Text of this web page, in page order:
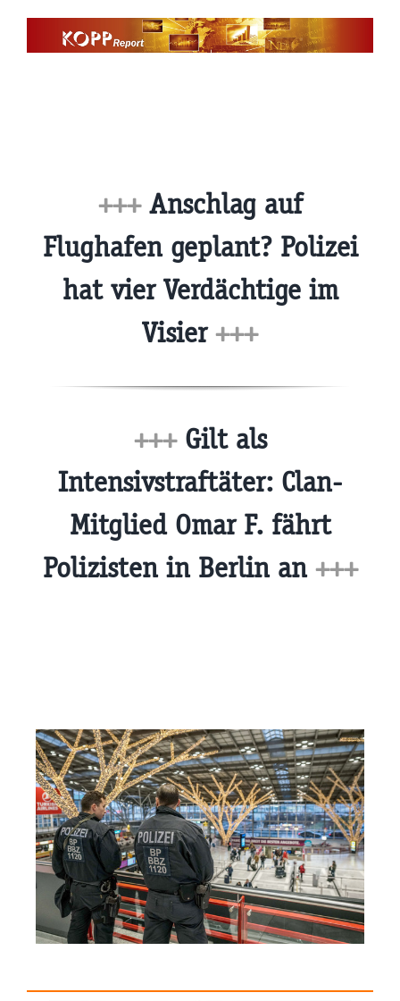
+++ Anschlag auf
Flughafen geplant? Polizei
hat vier Verdächtige im
Visier+++
+++ Gilt als
Intensivstraftäter: Clan-
Mitglied Omar F. fährt
Polizisten in Berlin an +++